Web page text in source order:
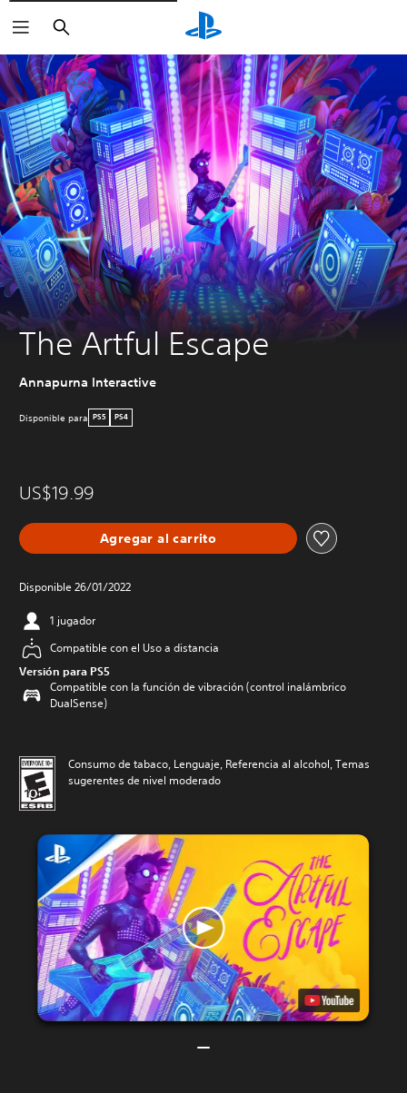
Buscar
The Artful Escape
Annapurna Interactive
Disponible para PS5 PS4
US$19.99
Agregar al carrito
Disponible 26/01/2022
1 jugador
Compatible con el Uso a distancia
Versión para PS5
Compatible con la función de vibración (control inalámbrico
DualSense)
Consumo de tabaco, Lenguaje, Referencia al alcohol, Temas
sugerentes de nivel moderado